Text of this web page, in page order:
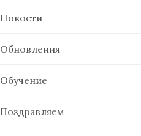
Новости
Обновления
Обучение
Поздравляем